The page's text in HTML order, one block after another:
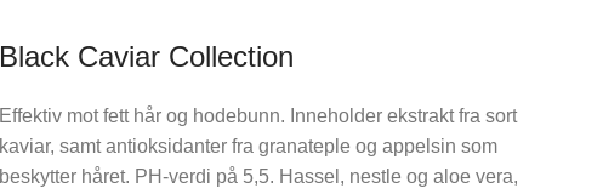
Black Caviar Collection
Effektiv mot fett hår og hodebunn. Inneholder ekstrakt fra sort
kaviar, samt antioksidanter fra granateple og appelsin som
beskytter håret. PH-verdi på 5,5. Hassel, nestle og aloe vera,